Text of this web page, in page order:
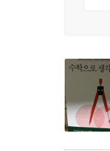
살해 누
등장한다
세상 모든
나아가 이